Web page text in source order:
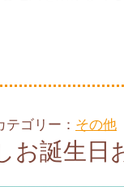
ゴリー： その他
お誕生日